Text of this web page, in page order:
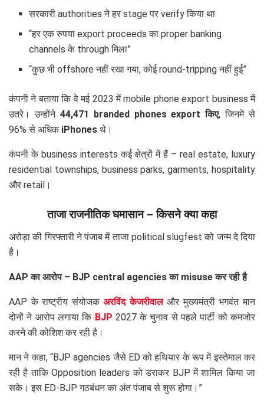
सरकारी authorities ने हर stage पर verify किया था
“हर एक रुपया export proceeds का proper banking
channels के through मिला”
“कुछ भी offshore नहीं रखा गया, कोई round-tripping नहीं हुई”
कंपनी ने बताया कि वे मई 2023 में mobile phone export business में
उतरे। उन्होंने 44,471 branded phones export किए, जिनमें से
96% से अधिक iPhones थे।
कंपनी के business interests कई क्षेत्रों में हैं – real estate, luxury
residential townships, business parks, garments, hospitality
और retail।
ताजा राजनीतिक घमासान – किसने क्या कहा
अरोड़ा की गिरफ्तारी ने पंजाब में ताजा political slugfest को जन्म दे दिया
है।
AAP का आरोप – BJP central agencies का misuse कर रही है
AAP के राष्ट्रीय संयोजकअरविंद केजरीवालऔर मुख्यमंत्री भगवंत मान
दोनों ने आरोप लगाया कि BJP 2027 के चुनाव से पहले पार्टी को कमजोर
करने की कोशिश कर रही है।
मान ने कहा, “BJP agencies जैसे ED को हथियार के रूप में इस्तेमाल कर
रही है ताकि Opposition leaders को डराकर BJP में शामिल किया जा
सके। इस ED-BJP गठबंधन का अंत पंजाब से शुरू होगा।”